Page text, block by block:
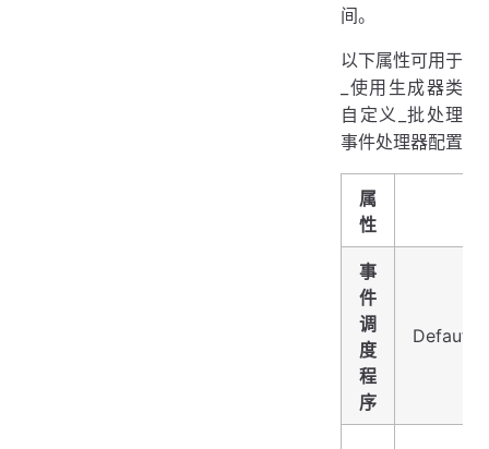
间。
以下属性可用于
_使用生成器类
自定义_批处理
事件处理器配置
属
性
事
件
调
度
程
序